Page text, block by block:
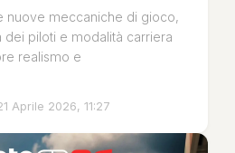
nuove meccaniche di gioco,
dei piloti e modalità carriera
realismo e
Aprile 2026, 11:27